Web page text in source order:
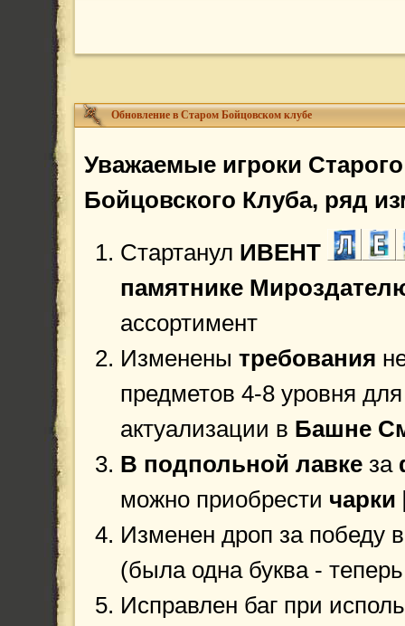
Обновление в Старом Бойцовском клубе
Уважаемые игроки Старого
Бойцовского Клуба, ряд
Стартанул ИВЕНТ
памятнике
ассортимент
Изменены требования
предметов 4-8 уровня для
актуализации в Башне
В подпольной лавке за
можно приобрести чарки
Изменен дроп за победу
(была одна буква -
Исправлен баг при